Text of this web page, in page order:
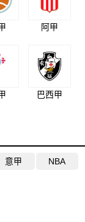
阿甲
巴西甲
意甲 NBA